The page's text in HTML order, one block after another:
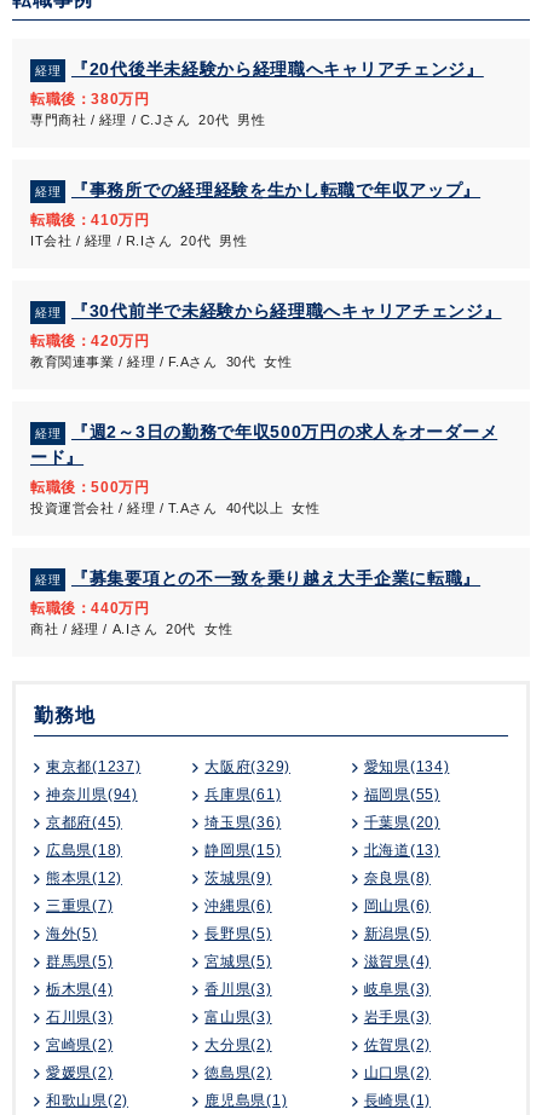
経理 『20代後半未経験から経理職へキャリアチェンジ』
転職後：380万円
専門商社 / 経理 / C.Jさん 20代 男性
経理 『事務所での経理経験を生かし転職で年収アップ』
転職後：410万円
IT会社 / 経理 / R.Iさん 20代 男性
経理 『30代前半で未経験から経理職へキャリアチェンジ』
転職後：420万円
教育関連事業 / 経理 / F.Aさん 30代 女性
経理
『週2～3日の勤務で年収500万円の求人をオーダーメ
ード』
転職後：500万円
投資運営会社 / 経理 / T.Aさん 40代以上 女性
経理 『募集要項との不一致を乗り越え大手企業に転職』
転職後：440万円
商社 / 経理 / A.Iさん 20代 女性
勤務地
東京都(1237) 大阪府(329)
愛知県(134)
神奈川県(94)
兵庫県(61)
福岡県(55)
京都府(45)
埼玉県(36)
千葉県(20)
広島県(18)
静岡県(15)
北海道(13)
熊本県(12)
茨城県(9)
奈良県(8)
三重県(7)
沖縄県(6)
岡山県(6)
海外(5)
長野県(5)
新潟県(5)
群馬県(5)
宮城県(5)
滋賀県(4)
栃木県(4)
香川県(3)
岐阜県(3)
石川県(3)
富山県(3)
岩手県(3)
宮崎県(2)
大分県(2)
佐賀県(2)
愛媛県(2)
徳島県(2)
山口県(2)
和歌山県(2)
鹿児島県(1)
長崎県(1)